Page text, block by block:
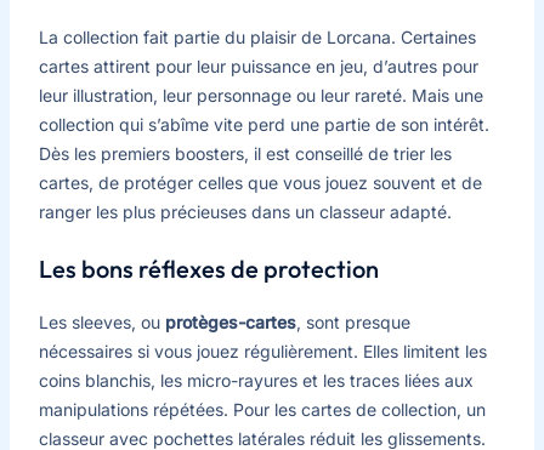
La collection fait partie du plaisir de Lorcana. Certaines
cartes attirent pour leur puissance en jeu, d’autres pour
leur illustration, leur personnage ou leur rareté. Mais une
collection qui s’abîme vite perd une partie de son intérêt.
Dès les premiers boosters, il est conseillé de trier les
cartes, de protéger celles que vous jouez souvent et de
ranger les plus précieuses dans un classeur adapté.
Les bons réflexes de protection
Les sleeves, ou protèges-cartes, sont presque
nécessaires si vous jouez régulièrement. Elles limitent les
coins blanchis, les micro-rayures et les traces liées aux
manipulations répétées. Pour les cartes de collection, un
classeur avec pochettes latérales réduit les glissements.